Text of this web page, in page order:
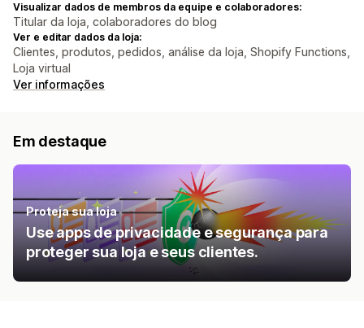
Visualizar dados de membros da equipe e colaboradores:
Titular da loja, colaboradores do blog
Ver e editar dados da loja:
Clientes, produtos, pedidos, análise da loja, Shopify Functions,
Loja virtual
Ver informações
Em destaque
Proteja sua loja
Use apps de privacidade e segurança para
proteger sua loja e seus clientes.